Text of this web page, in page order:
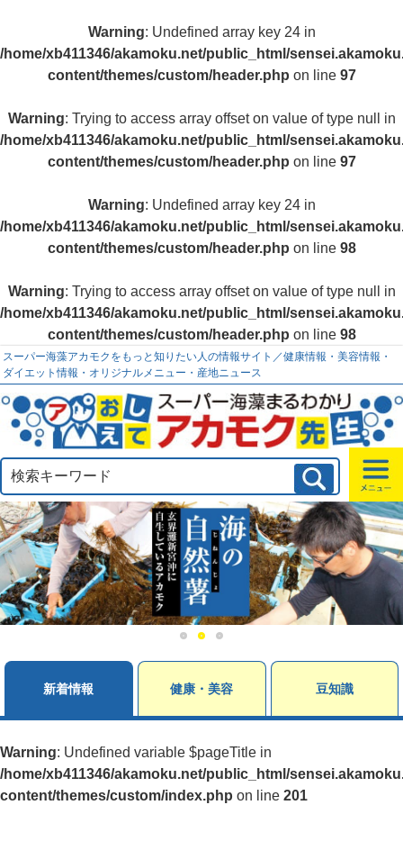
Warning: Undefined array key 24 in
/home/xb411346/akamoku.net/public_html/
content/themes/custom/header.php on line 97
Warning: Trying to access array offset on value of type null in
/home/xb411346/akamoku.net/public_html/
content/themes/custom/header.php on line 97
Warning: Undefined array key 24 in
/home/xb411346/akamoku.net/public_html/
content/themes/custom/header.php on line 98
Warning: Trying to access array offset on value of type null in
/home/xb411346/akamoku.net/public_html/
content/themes/custom/header.php on line 98
スーパー海藻アカモクをもっと知りたい人の情報サイト／健康情報・美容情報・
ダイエット情報・オリジナルメニュー・産地ニュース
新着情報 健康・美容 豆知識
Warning: Undefined variable $pageTitle in
/home/xb411346/akamoku.net/public_html/
content/themes/custom/index.php on line 201